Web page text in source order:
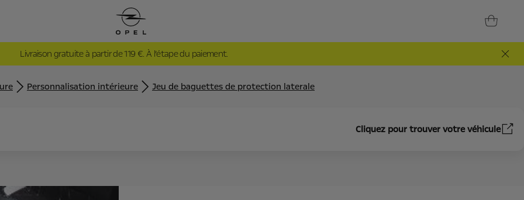
Livraison gratuite à partir de 119 €. À l’étape du paiement.
Personnalisation intérieure Jeu de baguettes de protection laterale
Cliquez pour trouver votre véhicule